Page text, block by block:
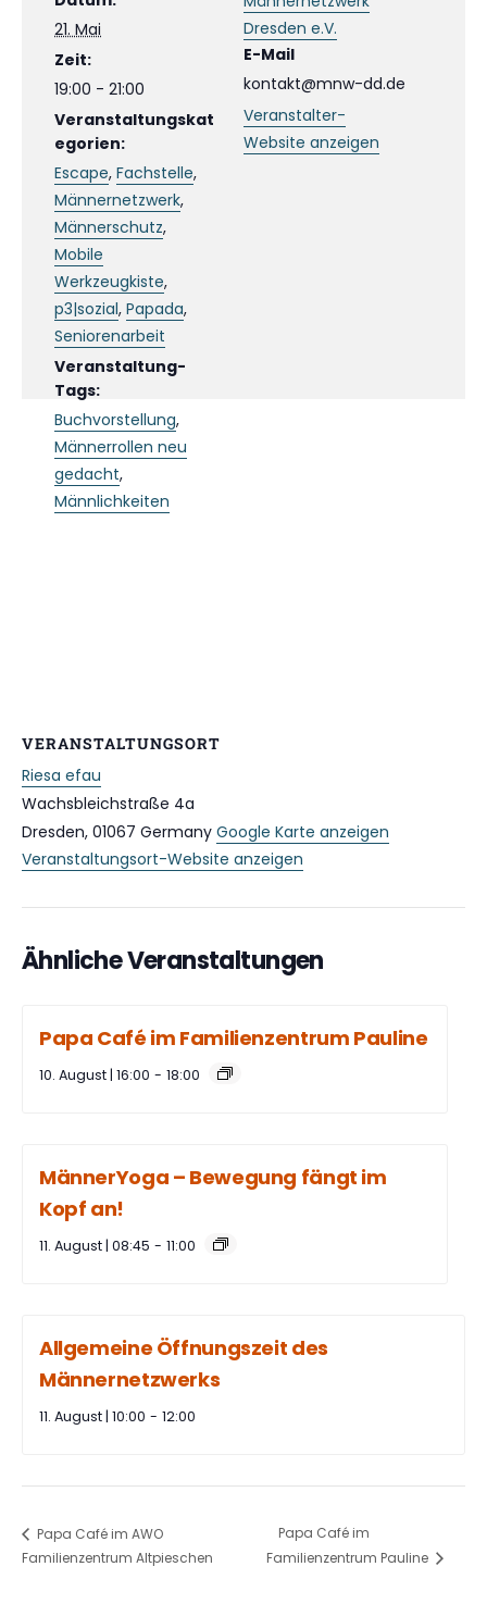
21. Mai
Zeit:
19:00 - 21:00
Veranstaltungskat
egorien:
Escape, Fachstelle,
Männernetzwerk,
Männerschutz,
Mobile
Werkzeugkiste,
p3|sozial, Papada,
Seniorenarbeit
Veranstaltung-
Tags:
Buchvorstellung,
Männerrollen neu
gedacht,
Männlichkeiten
Dresden e.V.
E-Mail
kontakt@mnw-dd.de
Veranstalter-
Website anzeigen
VERANSTALTUNGSORT
Riesa efau
Wachsbleichstraße 4a
Dresden, 01067 Germany Google Karte anzeigen
Veranstaltungsort-Website anzeigen
Ähnliche Veranstaltungen
Papa Café im Familienzentrum Pauline
10. August | 16:00 - 18:00
MännerYoga – Bewegung fängt im
Kopf an!
11. August | 08:45 - 11:00
Allgemeine Öffnungszeit des
Männernetzwerks
11. August | 10:00 - 12:00
Papa Café im AWO
Familienzentrum Altpieschen
Papa Café im
Familienzentrum Pauline